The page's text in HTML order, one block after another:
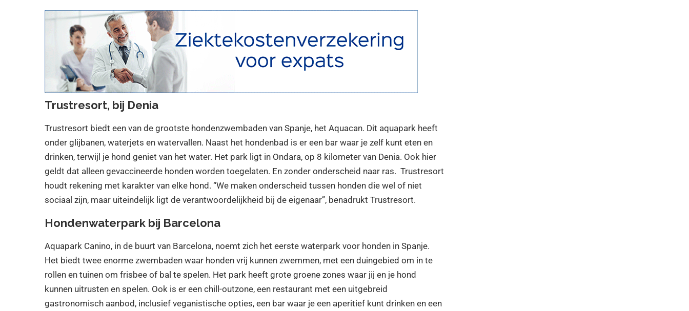
Trustresort, bij Denia
Trustresort biedt een van de grootste hondenzwembaden van Spanje, het Aquacan. Dit aquapark heeft
onder glijbanen, waterjets en watervallen. Naast het hondenbad is er een bar waar je zelf kunt eten en
drinken, terwijl je hond geniet van het water. Het park ligt in Ondara, op 8 kilometer van Denia. Ook hier
geldt dat alleen gevaccineerde honden worden toegelaten. En zonder onderscheid naar ras. Trustresort
houdt rekening met karakter van elke hond. “We maken onderscheid tussen honden die wel of niet
sociaal zijn, maar uiteindelijk ligt de verantwoordelijkheid bij de eigenaar”, benadrukt Trustresort.
Hondenwaterpark bij Barcelona
Aquapark Canino, in de buurt van Barcelona, noemt zich het eerste waterpark voor honden in Spanje.
Het biedt twee enorme zwembaden waar honden vrij kunnen zwemmen, met een duingebied om in te
rollen en tuinen om frisbee of bal te spelen. Het park heeft grote groene zones waar jij en je hond
kunnen uitrusten en spelen. Ook is er een chill-outzone, een restaurant met een uitgebreid
gastronomisch aanbod, inclusief veganistische opties, een bar waar je een aperitief kunt drinken en een